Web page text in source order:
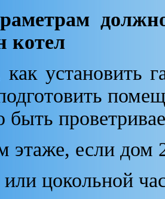
котел
установить
быть
этаже, если дом
или цокольной